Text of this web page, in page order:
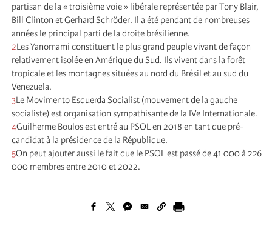
partisan de la « troisième voie » libérale représentée par Tony Blair,
Bill Clinton et Gerhard Schröder. Il a été pendant de nombreuses
années le principal parti de la droite brésilienne.
2Les Yanomami constituent le plus grand peuple vivant de façon
relativement isolée en Amérique du Sud. Ils vivent dans la forêt
tropicale et les montagnes situées au nord du Brésil et au sud du
Venezuela.
3Le Movimento Esquerda Socialist (mouvement de la gauche
socialiste) est organisation sympathisante de la IVe Internationale.
4Guilherme Boulos est entré au PSOL en 2018 en tant que pré-
candidat à la présidence de la République.
5On peut ajouter aussi le fait que le PSOL est passé de 41 000 à 226
000 membres entre 2010 et 2022.